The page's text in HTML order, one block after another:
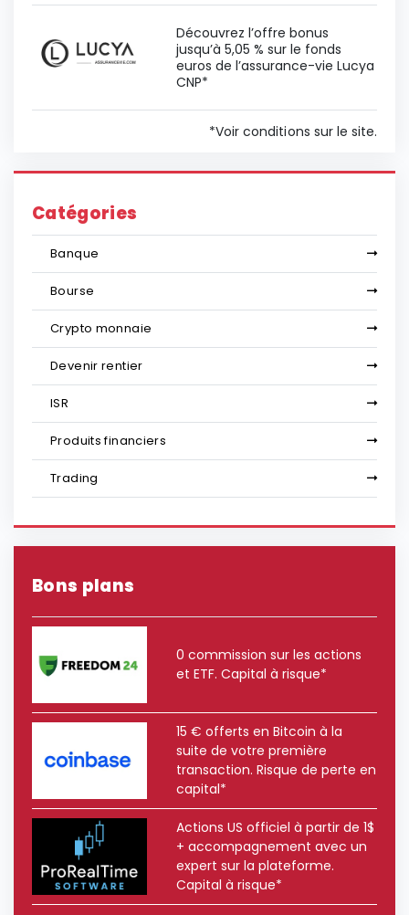
Découvrez l’offre bonus
jusqu’à 5,05 % sur le fonds
euros de l’assurance-vie Lucya
CNP*
*Voir conditions sur le site.
Catégories
Banque
Bourse
Crypto monnaie
Devenir rentier
ISR
Produits financiers
Trading
Bons plans
0 commission sur les actions
et ETF. Capital à risque*
15 € offerts en Bitcoin à la
suite de votre première
transaction. Risque de perte en
capital*
Actions US officiel à partir de 1$
+ accompagnement avec un
expert sur la plateforme.
Capital à risque*